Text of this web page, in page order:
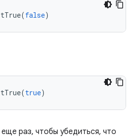
(false)
(true)
раз, чтобы убедиться, что